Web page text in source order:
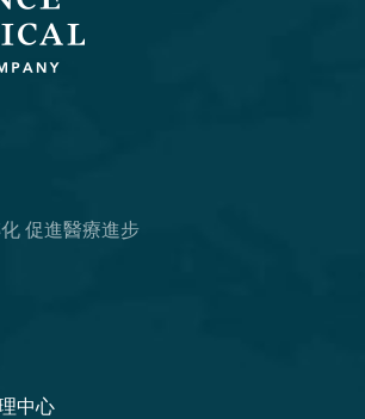
促進醫療進步
中心